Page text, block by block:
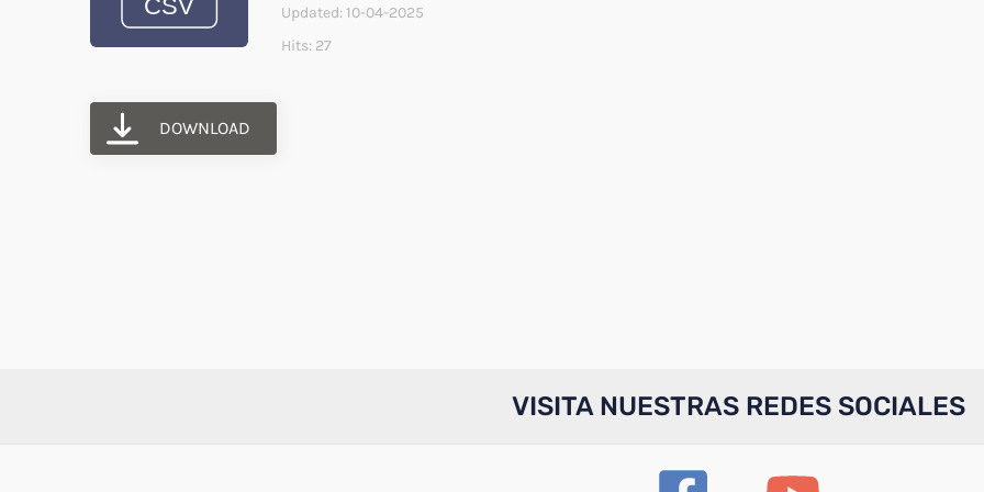
Updated: 10-04-2025
Hits: 27
DOWNLOAD
VISITA NUESTRAS REDES SOCIALES